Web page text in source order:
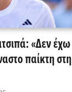
«Δεν έχω
παίκτη στη